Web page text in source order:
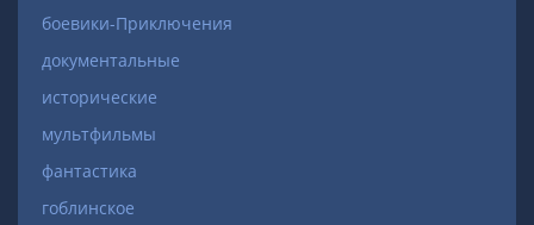
боевики-Приключения
документальные
исторические
мультфильмы
фантастика
гоблинское